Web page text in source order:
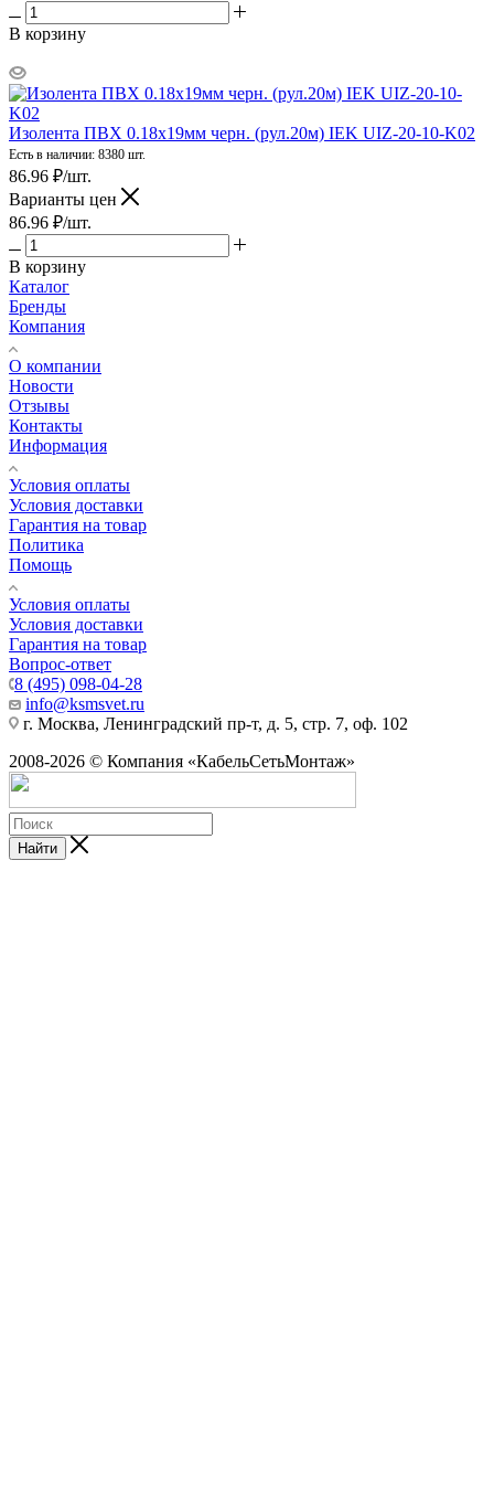
В корзину
Изолента ПВХ 0.18х19мм черн. (рул.20м) IEK UIZ-20-10-K02
Есть в наличии: 8380 шт.
86.96 ₽/шт.
Варианты цен
86.96 ₽/шт.
В корзину
Каталог
Бренды
Компания
О компании
Новости
Отзывы
Контакты
Информация
Условия оплаты
Условия доставки
Гарантия на товар
Политика
Помощь
Условия оплаты
Условия доставки
Гарантия на товар
Вопрос-ответ
8 (495) 098-04-28
info@ksmsvet.ru
г. Москва, Ленинградский пр-т, д. 5, стр. 7, оф. 102
2008-2026 © Компания «КабельСетьМонтаж»
Найти